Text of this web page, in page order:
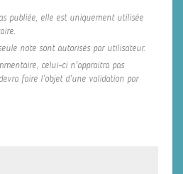
publiée, elle est uniquement utilisée
note sont autorisés par utilisateur.
celui-ci n'appraitra pas
faire l'objet d'une validation par